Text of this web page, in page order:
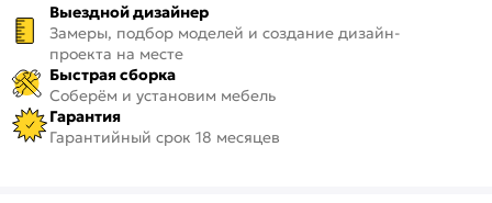
Выездной дизайнер
Замеры, подбор моделей и создание дизайн-
проекта на месте
Быстрая сборка
Соберём и установим мебель
Гарантия
Гарантийный срок 18 месяцев